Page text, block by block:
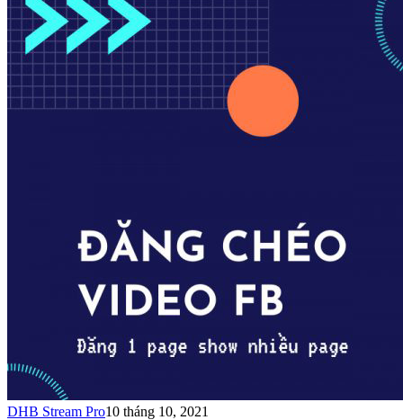
DHB Stream Pro10 tháng 10, 2021